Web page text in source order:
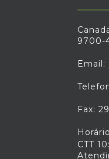
9700-
Email:
Fax:
CTT